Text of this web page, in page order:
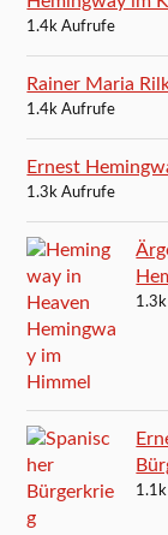
1.4k Aufrufe
Rainer Maria
1.4k Aufrufe
Ernest
1.3k Aufrufe